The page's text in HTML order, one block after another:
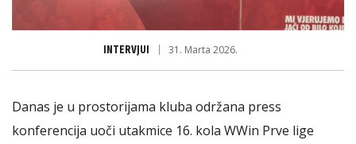
INTERVJUI 31. Marta 2026.
Danas je u prostorijama kluba održana press
konferencija uoči utakmice 16. kola WWin Prve lige